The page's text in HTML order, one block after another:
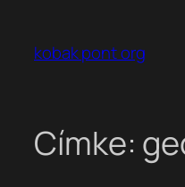
tartalomhoz
kobak pont org
Címke: